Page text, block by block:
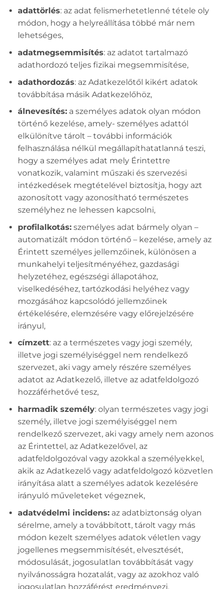
adattörlés: az adat felismerhetetlenné tétele oly
módon, hogy a helyreállítása többé már nem
lehetséges,
adatmegsemmisítés: az adatot tartalmazó
adathordozó teljes fizikai megsemmisítése,
adathordozás: az Adatkezelőtől kikért adatok
továbbítása másik Adatkezelőhöz,
álnevesítés:a személyes adatok olyan módon
történő kezelése, amely- személyes adattól
elkülönítve tárolt – további információk
felhasználása nélkül megállapíthatatlanná teszi,
hogy a személyes adat mely Érintettre
vonatkozik, valamint műszaki és szervezési
intézkedések megtételével biztosítja, hogy azt
azonosított vagy azonosítható természetes
személyhez ne lehessen kapcsolni,
profilalkotás:személyes adat bármely olyan –
automatizált módon történő – kezelése, amely az
Érintett személyes jellemzőinek, különösen a
munkahelyi teljesítményéhez, gazdasági
helyzetéhez, egészségi állapotához,
viselkedéséhez, tartózkodási helyéhez vagy
mozgásához kapcsolódó jellemzőinek
értékelésére, elemzésére vagy előrejelzésére
irányul,
címzett: az a természetes vagy jogi személy,
illetve jogi személyiséggel nem rendelkező
szervezet, aki vagy amely részére személyes
adatot az Adatkezelő, illetve az adatfeldolgozó
hozzáférhetővé tesz,
harmadik személy: olyan természetes vagy jogi
személy, illetve jogi személyiséggel nem
rendelkező szervezet, aki vagy amely nem azonos
az Érintettel, az Adatkezelővel, az
adatfeldolgozóval vagy azokkal a személyekkel,
akik az Adatkezelő vagy adatfeldolgozó közvetlen
irányítása alatt a személyes adatok kezelésére
irányuló műveleteket végeznek,
adatvédelmi incidens:az adatbiztonság olyan
sérelme, amely a továbbított, tárolt vagy más
módon kezelt személyes adatok véletlen vagy
jogellenes megsemmisítését, elvesztését,
módosulását, jogosulatlan továbbítását vagy
nyilvánosságra hozatalát, vagy az azokhoz való
jogosulatlan hozzáférést eredményezi,